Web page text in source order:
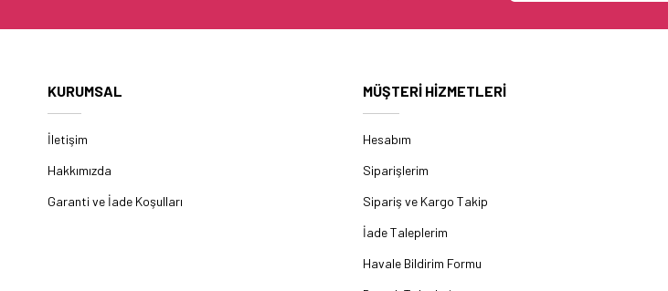
KURUMSAL
İletişim
Hakkımızda
Garanti ve İade Koşulları
MÜŞTERİ HİZMETLERİ
Hesabım
Siparişlerim
Sipariş ve Kargo Takip
İade Taleplerim
Havale Bildirim Formu